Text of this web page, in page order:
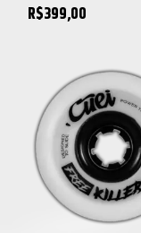
R$399,00